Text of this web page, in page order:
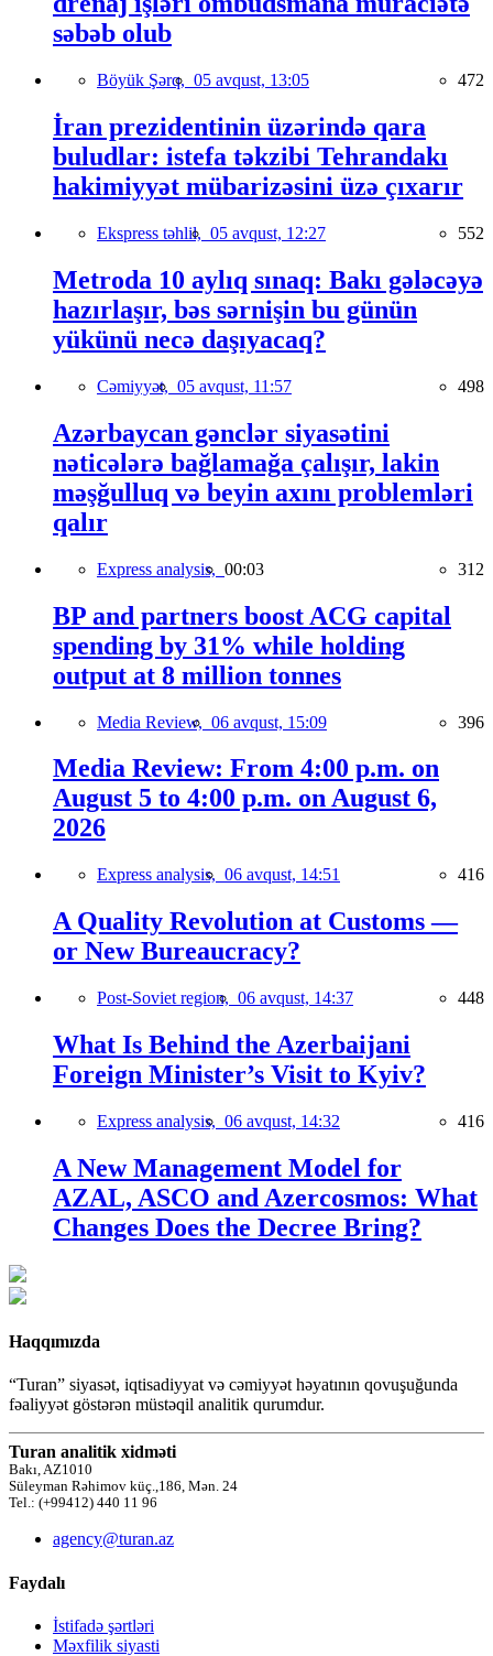
səbəb olub
Böyük Şərq, 05 avqust, 13:05 472
İran prezidentinin üzərində qara
buludlar: istefa təkzibi Tehrandakı
hakimiyyət mübarizəsini üzə çıxarır
Ekspress təhlil, 05 avqust, 12:27 552
Metroda 10 aylıq sınaq: Bakı gələcəyə
hazırlaşır, bəs sərnişin bu günün
yükünü necə daşıyacaq?
Cəmiyyət, 05 avqust, 11:57 498
Azərbaycan gənclər siyasətini
nəticələrə bağlamağa çalışır, lakin
məşğulluq və beyin axını problemləri
qalır
Express analysis, 00:03 312
BP and partners boost ACG capital
spending by 31% while holding
output at 8 million tonnes
Media Review, 06 avqust, 15:09 396
Media Review: From 4:00 p.m. on
August 5 to 4:00 p.m. on August 6,
2026
Express analysis, 06 avqust, 14:51 416
A Quality Revolution at Customs —
or New Bureaucracy?
Post-Soviet region, 06 avqust, 14:37 448
What Is Behind the Azerbaijani
Foreign Minister’s Visit to Kyiv?
Express analysis, 06 avqust, 14:32 416
A New Management Model for
AZAL, ASCO and Azercosmos: What
Changes Does the Decree Bring?
Haqqımızda
“Turan” siyasət, iqtisadiyyat və cəmiyyət həyatının qovuşuğunda
fəaliyyət göstərən müstəqil analitik qurumdur.
Turan analitik xidməti
Bakı, AZ1010
Süleyman Rəhimov küç.,186, Mən. 24
Tel.: (+99412) 440 11 96
agency@turan.az
Faydalı
İstifadə şərtləri
Məxfilik siyasti